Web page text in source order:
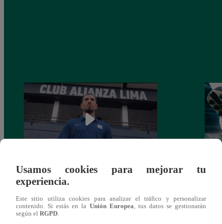
Alianza Lima: así anunció a Sergio Peña
como nuevo fichaje para el Torneo
Clausura 2025
Usamos cookies para mejorar tu
experiencia.
Este sitio utiliza cookies para analizar el tráfico y personalizar
contenido. Si estás en la Unión Europea , tus datos se gestionarán
según el RGPD